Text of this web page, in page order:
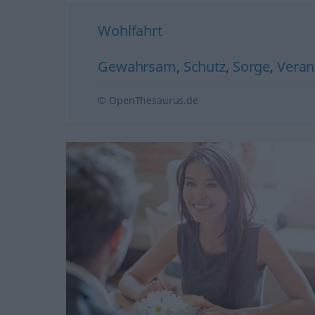
Wohlfahrt
Gewahrsam, Schutz, Sorge,
© OpenThesaurus.de